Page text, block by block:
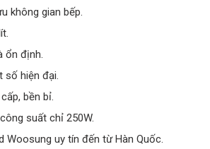
không gian bếp.
ổn định.
số hiện đại.
bền bỉ.
suất chỉ 250W.
Woosung uy tín đến từ Hàn Quốc.